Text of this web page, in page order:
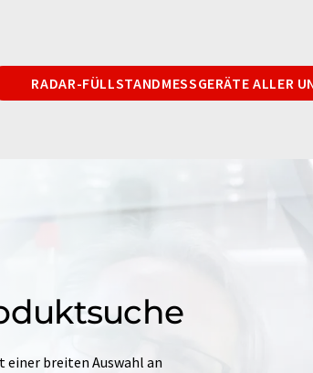
RADAR-FÜLLSTANDMESSGERÄTE ALLER
breiten Auswahl an